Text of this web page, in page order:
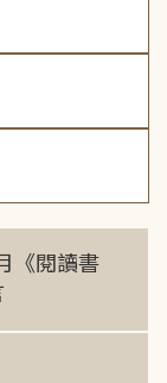
《閱讀書